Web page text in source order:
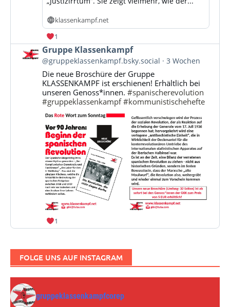
klassenkampf.net
1
Beitrag
von
Gruppe
Klassenkampf
Bluesky
ansehen
Gruppe Klassenkampf
@gruppeklassenkampf.bsky.social 3 Wochen
Die neue Broschüre der Gruppe
KLASSENKAMPF ist erschienen! Erhältlich bei
unseren Genoss*innen.#spanischerevolution
#gruppeklassenkampf #kommunistischehefte
1
FOLGE UNS AUF INSTAGRAM
gruppeklassenkampfcorep